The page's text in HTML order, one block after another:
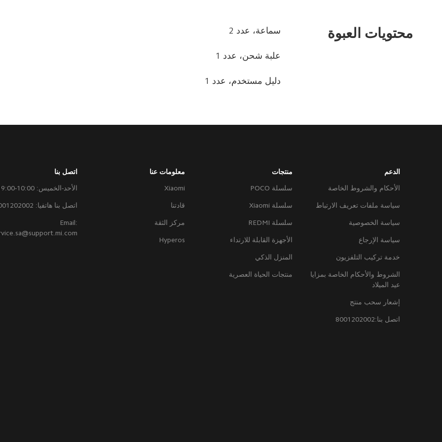
محتويات العبوة سماعة، عدد 2
علبة شحن، عدد 1
دليل مستخدم، عدد 1
الدعم
الأحكام والشروط الخاصة
سياسة ملفات تعريف الارتباط
سياسة الخصوصية
سياسة الإرجاع
خدمة تركيب التلفزيون
الشروط والأحكام الخاصة بمزايا
عيد الميلاد
إشعار سحب منتج
اتصل بنا:8001202002
منتجات
سلسلة POCO
سلسلة Xiaomi
سلسلة REDMI
الأجهزة القابلة للارتداء
المنزل الذكي
منتجات الحياة العصرية
معلومات عنا
Xiaomi
قادتنا
مركز الثقة
Hyperos
اتصل بنا
الأحد-الخميس: 10:00-19:00
اتصل بنا هاتفيا: 8001202002
Email: